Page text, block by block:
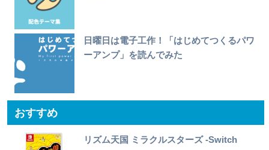
日曜日は電子工作！「はじめてつくるパワ
ーアンプ」を読んでみた
おすすめ
リズム天国 ミラクルスターズ -Switch